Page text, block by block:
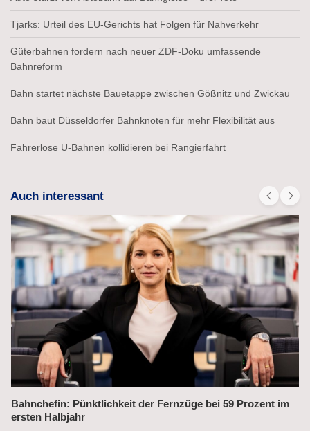
Tjarks: Urteil des EU-Gerichts hat Folgen für Nahverkehr
Güterbahnen fordern nach neuer ZDF-Doku umfassende
Bahnreform
Bahn startet nächste Bauetappe zwischen Gößnitz und Zwickau
Bahn baut Düsseldorfer Bahnknoten für mehr Flexibilität aus
Fahrerlose U-Bahnen kollidieren bei Rangierfahrt
Auch interessant
Alex fährt bis 2031 weiter auf der Strecke München–Prag